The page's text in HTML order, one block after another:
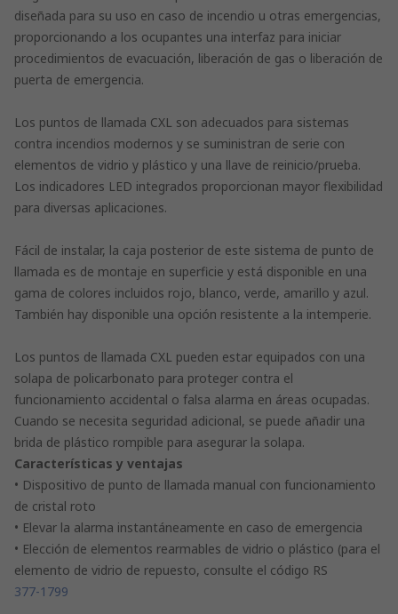
diseñada para su uso en caso de incendio u otras emergencias,
proporcionando a los ocupantes una interfaz para iniciar
procedimientos de evacuación, liberación de gas o liberación de
puerta de emergencia.
Los puntos de llamada CXL son adecuados para sistemas
contra incendios modernos y se suministran de serie con
elementos de vidrio y plástico y una llave de reinicio/prueba.
Los indicadores LED integrados proporcionan mayor flexibilidad
para diversas aplicaciones.
Fácil de instalar, la caja posterior de este sistema de punto de
llamada es de montaje en superficie y está disponible en una
gama de colores incluidos rojo, blanco, verde, amarillo y azul.
También hay disponible una opción resistente a la intemperie.
Los puntos de llamada CXL pueden estar equipados con una
solapa de policarbonato para proteger contra el
funcionamiento accidental o falsa alarma en áreas ocupadas.
Cuando se necesita seguridad adicional, se puede añadir una
brida de plástico rompible para asegurar la solapa.
Características y ventajas
• Dispositivo de punto de llamada manual con funcionamiento
de cristal roto
• Elevar la alarma instantáneamente en caso de emergencia
• Elección de elementos rearmables de vidrio o plástico (para el
elemento de vidrio de repuesto, consulte el código RS
377-1799